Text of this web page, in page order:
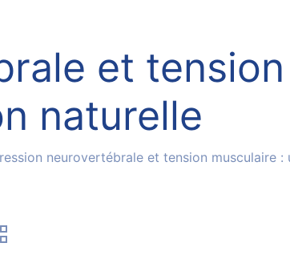
et
naturelle
neurovertébrale et tension musculaire :